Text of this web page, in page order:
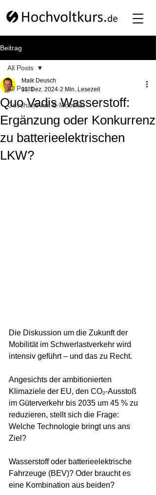
Beitrag
All Posts
Geschäfte mit E-Mobilität
All Posts
Quo Vadis Wasserstoff:
Ergänzung oder Konkurrenz
zu batterieelektrischen
LKW?
Maik Deusch
11. Dez. 2024 2 Min. Lesezeit
Die Diskussion um die Zukunft der
Mobilität im Schwerlastverkehr wird
intensiv geführt – und das zu Recht.
Angesichts der ambitionierten
Klimaziele der EU, den CO₂-Ausstoß
im Güterverkehr bis 2035 um 45 % zu
reduzieren, stellt sich die Frage:
Welche Technologie bringt uns ans
Ziel?
Wasserstoff oder batterieelektrische
Fahrzeuge (BEV)? Oder braucht es
eine Kombination aus beiden?